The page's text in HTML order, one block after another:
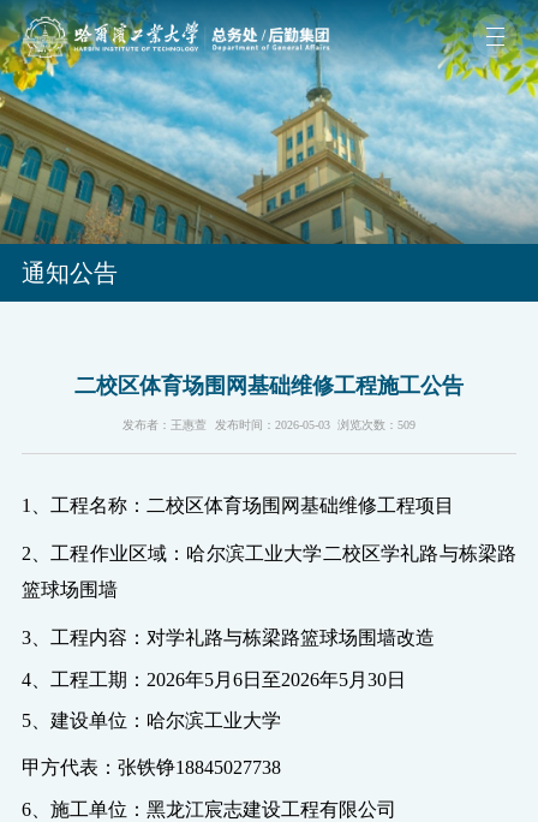
通知公告
二校区体育场围网基础维修工程施工公告
发布者：王惠萱 发布时间：2026-05-03 浏览次数： 509
1、 工程名称： 二校区体育场围网基础维修工程项目
2、 工程作业区域： 哈尔滨工业大学二校区学礼路与栋梁路
篮球场围墙
3、 工程内容： 对学礼路与栋梁路篮球场围墙改造
4、工程工期： 2026年5月 6日 至2026年5月 30日
5、建设单位： 哈尔滨工业大学
甲方代表： 张铁铮18845027738
6、施工单位： 黑龙江宸志建设工程有限公司